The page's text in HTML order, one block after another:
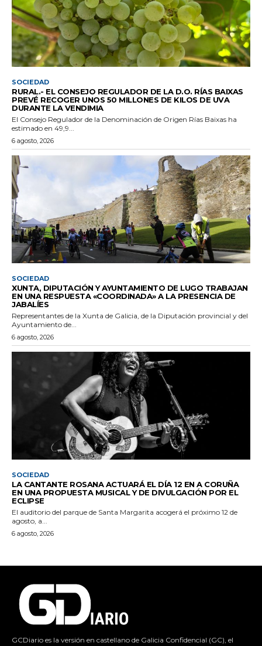
SOCIEDAD
RURAL.- EL CONSEJO REGULADOR DE LA D.O. RÍAS BAIXAS
PREVÉ RECOGER UNOS 50 MILLONES DE KILOS DE UVA
DURANTE LA VENDIMIA
El Consejo Regulador de la Denominación de Origen Rías Baixas ha
estimado en 49,9...
6 agosto, 2026
SOCIEDAD
XUNTA, DIPUTACIÓN Y AYUNTAMIENTO DE LUGO TRABAJAN
EN UNA RESPUESTA «COORDINADA» A LA PRESENCIA DE
JABALÍES
Representantes de la Xunta de Galicia, de la Diputación provincial y del
Ayuntamiento de...
6 agosto, 2026
SOCIEDAD
LA CANTANTE ROSANA ACTUARÁ EL DÍA 12 EN A CORUÑA
EN UNA PROPUESTA MUSICAL Y DE DIVULGACIÓN POR EL
ECLIPSE
El auditorio del parque de Santa Margarita acogerá el próximo 12 de
agosto, a...
6 agosto, 2026
GCDiario es la versión en castellano de Galicia Confidencial (GC), el